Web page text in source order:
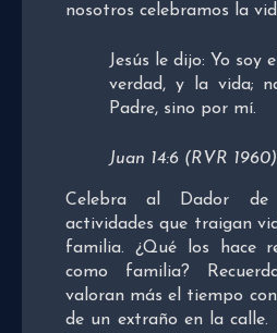
nosotros celebramos la
Jesús le dijo: Yo soy
verdad, y la vida;
Padre, sino por mí.
Juan 14:6 (RVR 1960)
Celebra al Dador
actividades que traigan
familia. ¿Qué los hace
como familia?
valoran más el tiempo
de un extraño en la calle.